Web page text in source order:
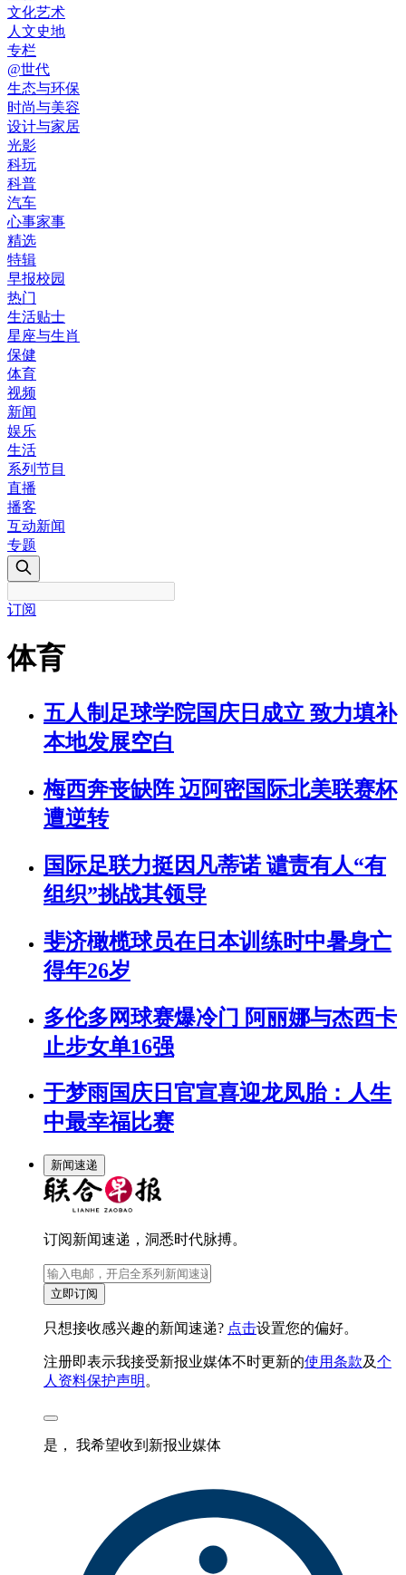
文化艺术
人文史地
专栏
@世代
生态与环保
时尚与美容
设计与家居
光影
科玩
科普
汽车
心事家事
精选
特辑
早报校园
热门
生活贴士
星座与生肖
保健
体育
视频
新闻
娱乐
生活
系列节目
直播
播客
互动新闻
专题
订阅
体育
五人制足球学院国庆日成立 致力填补
本地发展空白
梅西奔丧缺阵 迈阿密国际北美联赛杯
遭逆转
国际足联力挺因凡蒂诺 谴责有人“有
组织”挑战其领导
斐济橄榄球员在日本训练时中暑身亡
得年26岁
多伦多网球赛爆冷门 阿丽娜与杰西卡
止步女单16强
于梦雨国庆日官宣喜迎龙凤胎：人生
中最幸福比赛
新闻速递
订阅新闻速递，洞悉时代脉搏。
立即订阅
只想接收感兴趣的新闻速递? 点击设置您的偏好。
注册即表示我接受新报业媒体不时更新的使用条款及个
人资料保护声明 。
是， 我希望收到新报业媒体